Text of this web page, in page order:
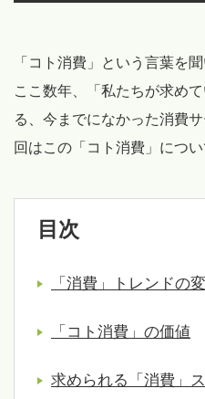
「コト消費」という言葉を
ここ数年、「私たちが求め
る、今までになかった消費
回はこの「コト消費」につ
目次
「消費」トレンドの
「コト消費」の価値
求められる「消費」